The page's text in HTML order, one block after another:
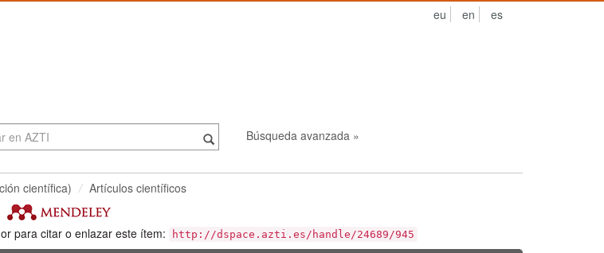
eu en es
Búsqueda avanzada »
científica) Artículos científicos
para citar o enlazar este ítem: http://dspace.azti.es/handle/24689/945